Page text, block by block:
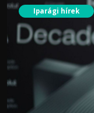
Iparági hírek